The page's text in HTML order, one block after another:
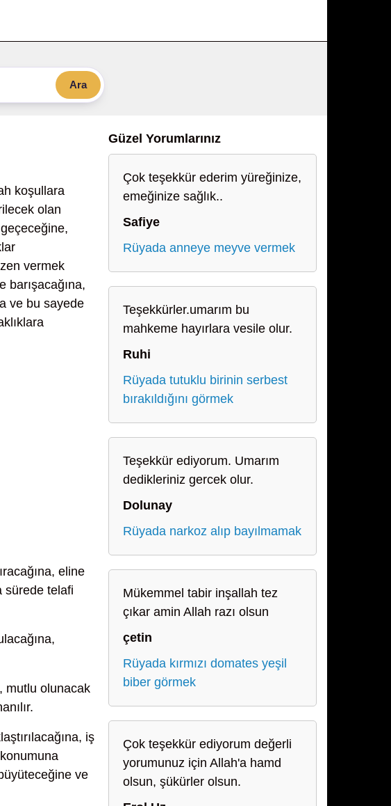
Ara
koşullara
olan
vermek
barışacağına,
ve bu sayede
eline
sürede telafi
mutlu olunacak
iş
ve
Güzel Yorumlarınız
Çok teşekkür ederim yüreğinize,
emeğinize sağlık..
Safiye
Rüyada anneye meyve vermek
Teşekkürler.umarım bu
mahkeme hayırlara vesile olur.
Ruhi
Rüyada tutuklu birinin serbest
bırakıldığını görmek
Teşekkür ediyorum. Umarım
dedikleriniz gercek olur.
Dolunay
Rüyada narkoz alıp bayılmamak
Mükemmel tabir inşallah tez
çıkar amin Allah razı olsun
çetin
Rüyada kırmızı domates yeşil
biber görmek
Çok teşekkür ediyorum değerli
yorumunuz için Allah'a hamd
olsun, şükürler olsun.